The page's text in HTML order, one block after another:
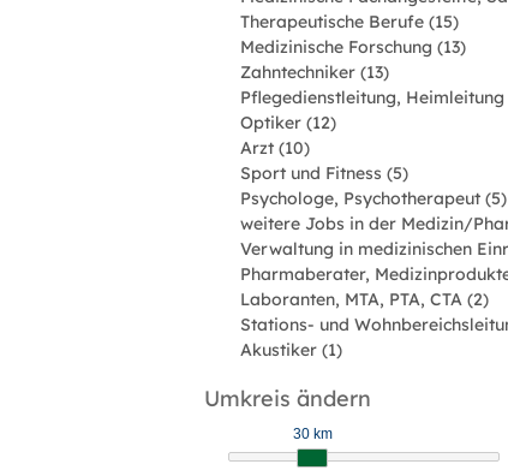
Therapeutische Berufe (15)
Medizinische Forschung (13)
Zahntechniker (13)
Pflegedienstleitung, Heimleitung
Optiker (12)
Arzt (10)
Sport und Fitness (5)
Psychologe, Psychotherapeut (5)
Laboranten, MTA, PTA, CTA (2)
Akustiker (1)
Umkreis ändern
30 km